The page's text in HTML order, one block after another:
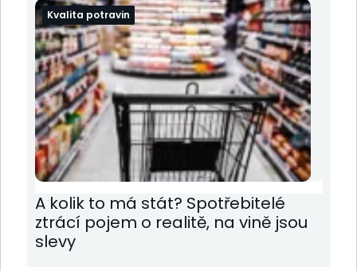
Kvalita potravin
A kolik to má stát? Spotřebitelé
ztrácí pojem o realitě, na vině jsou
slevy